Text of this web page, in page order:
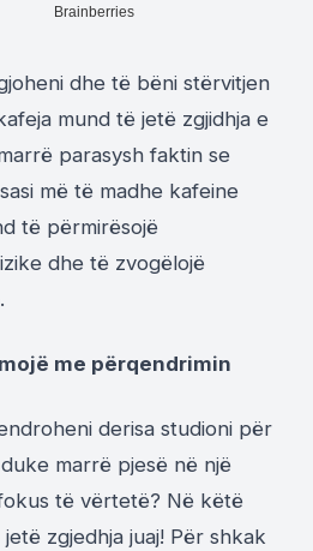
dhe të bëni stërvitjen
mund të jetë zgjidhja e
parasysh faktin se
më të madhe kafeine
të përmirësojë
dhe të zvogëlojë
me përqendrimin
derisa studioni për
marrë pjesë në një
të vërtetë? Në këtë
zgjedhja juaj! Për shkak